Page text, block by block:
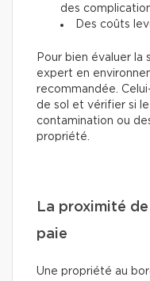
des
Des coûts
Pour bien évaluer la
expert en
recommandée.
de sol et vérifier si
contamination ou
propriété.
La proximité de
paie
Une propriété au